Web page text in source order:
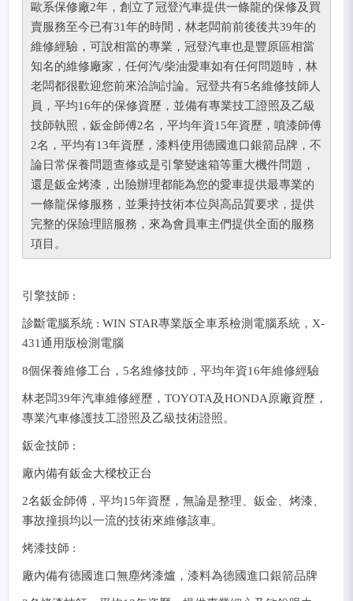
歐系保修廠2年，創立了冠登汽車提供一條龍的保修及買
賣服務至今已有31年的時間，林老闆前前後後共39年的
維修經驗，可說相當的專業，冠登汽車也是豐原區相當
知名的維修廠家，任何汽/柴油愛車如有任何問題時，林
老闆都很歡迎您前來洽詢討論。冠登共有5名維修技師人
員，平均16年的保修資歷，並備有專業技工證照及乙級
技師執照，鈑金師傅2名，平均年資15年資歷，噴漆師傅
2名，平均有13年資歷，漆料使用德國進口銀箭品牌，不
論日常保養問題查修或是引擎變速箱等重大機件問題，
還是鈑金烤漆，出險辦理都能為您的愛車提供最專業的
一條龍保修服務，並秉持技術本位與高品質要求，提供
完整的保險理賠服務，來為會員車主們提供全面的服務
項目。
引擎技師 :
診斷電腦系統 : WIN STAR專業版全車系檢測電腦系統，X-
431通用版檢測電腦
8個保養維修工台，5名維修技師，平均年資16年維修經驗
林老闆39年汽車維修經歷，TOYOTA及HONDA原廠資歷，
專業汽車修護技工證照及乙級技術證照。
鈑金技師 :
廠內備有鈑金大樑校正台
2名鈑金師傅，平均15年資歷，無論是整理、鈑金、烤漆、
事故撞損均以一流的技術來維修該車。
烤漆技師 :
廠內備有德國進口無塵烤漆爐，漆料為德國進口銀箭品牌